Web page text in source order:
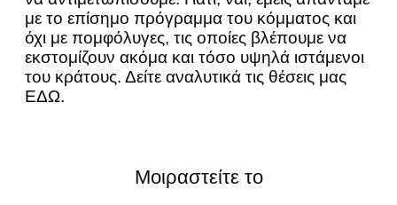
με το επίσημο πρόγραμμα του κόμματος και
όχι με πομφόλυγες, τις οποίες βλέπουμε να
εκστομίζουν ακόμα και τόσο υψηλά ιστάμενοι
του κράτους. Δείτε αναλυτικά τις θέσεις μας
ΕΔΩ.
Μοιραστείτε το